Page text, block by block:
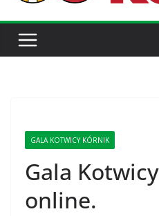
GALA KOTWICY KÓRNIK
Gala
online.